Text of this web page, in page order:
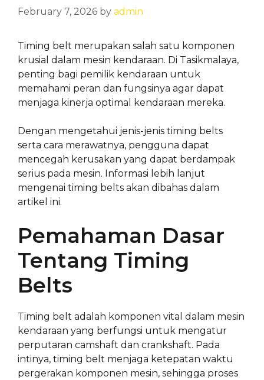
February 7, 2026 by admin
Timing belt merupakan salah satu komponen
krusial dalam mesin kendaraan. Di Tasikmalaya,
penting bagi pemilik kendaraan untuk
memahami peran dan fungsinya agar dapat
menjaga kinerja optimal kendaraan mereka.
Dengan mengetahui jenis-jenis timing belts
serta cara merawatnya, pengguna dapat
mencegah kerusakan yang dapat berdampak
serius pada mesin. Informasi lebih lanjut
mengenai timing belts akan dibahas dalam
artikel ini.
Pemahaman Dasar
Tentang Timing
Belts
Timing belt adalah komponen vital dalam mesin
kendaraan yang berfungsi untuk mengatur
perputaran camshaft dan crankshaft. Pada
intinya, timing belt menjaga ketepatan waktu
pergerakan komponen mesin, sehingga proses